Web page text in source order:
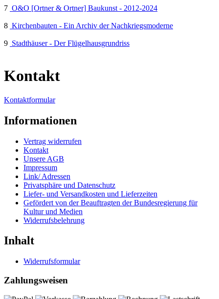
7 O&O [Ortner & Ortner] Baukunst - 2012-2024
8 Kirchenbauten - Ein Archiv der Nachkriegsmoderne
9 Stadthäuser - Der Flügelhausgrundriss
Kontakt
Kontaktformular
Informationen
Vertrag widerrufen
Kontakt
Unsere AGB
Impressum
Link/ Adressen
Privatsphäre und Datenschutz
Liefer- und Versandkosten und Lieferzeiten
Gefördert von der Beauftragten der Bundesregierung für
Kultur und Medien
Widerrufsbelehrung
Inhalt
Widerrufsformular
Zahlungsweisen